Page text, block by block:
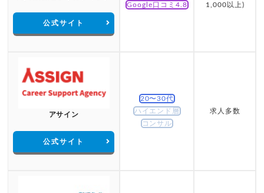
公式サイト
Google口コミ4.8
1,000以上)
アサイン
公式サイト
20〜30代
ハイエンド層
コンサル
求人多数